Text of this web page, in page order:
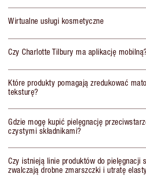
Wirtualne usługi kosmetyczne
Czy Charlotte Tilbury ma aplikację
Które produkty pomagają zredukować
teksturę?
Gdzie mogę kupić pielęgnację
czystymi składnikami?
Czy istnieją linie produktów do pielęgnacji
zwalczają drobne zmarszczki i utratę